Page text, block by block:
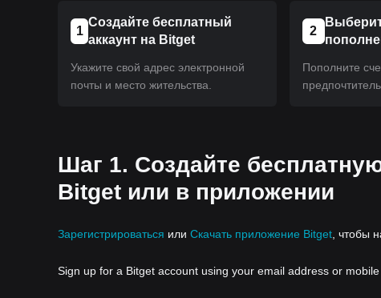
1
Создайте бесплатный
аккаунт на Bitget
Укажите свой адрес электронной
почты и место жительства.
2
Пополните
Шаг 1. Создайте
Bitget или в приложении
Зарегистрироваться или Скачать приложение Bitget , чтобы
Sign up for a Bitget account using your email address or mobile